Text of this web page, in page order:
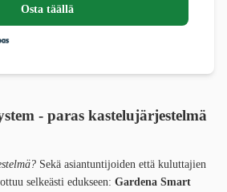
Osta täällä
- paras kastelujärjestelmä
Sekä asiantuntijoiden että kuluttajien
selkeästi edukseen: Gardena Smart